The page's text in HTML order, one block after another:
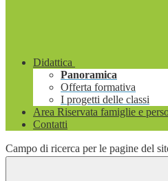
Didattica
Panoramica
Offerta formativa
I progetti delle classi
Area Riservata famiglie e
Contatti
Campo di ricerca per le pagine del